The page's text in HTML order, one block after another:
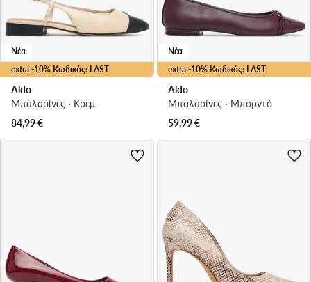
extra -10% Κωδικός: LAST
Νέα
Aldo
Μπαλαρίνες · Κρεμ
84,99€
extra -10% Κωδικός: LAST
Νέα
Aldo
Μπαλαρίνες · Μπορντό
59,99€